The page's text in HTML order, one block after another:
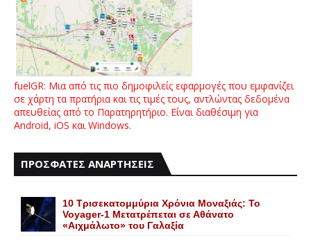
fuelGR: Μια από τις πιο δημοφιλείς εφαρμογές που εμφανίζει
σε χάρτη τα πρατήρια και τις τιμές τους, αντλώντας δεδομένα
απευθείας από το Παρατηρητήριο. Είναι διαθέσιμη για
Android, iOS και Windows.
ΠΡΟΣΦΑΤΕΣ ΑΝΑΡΤΗΣΕΙΣ
10 Τρισεκατομμύρια Χρόνια Μοναξιάς: Το
Voyager-1 Μετατρέπεται σε Αθάνατο
«Αιχμάλωτο» του Γαλαξία